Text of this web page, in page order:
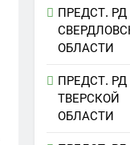
ПРЕДСТ. РД
ОБЛАСТИ
ПРЕДСТ. РД
ТВЕРСКОЙ
ОБЛАСТИ